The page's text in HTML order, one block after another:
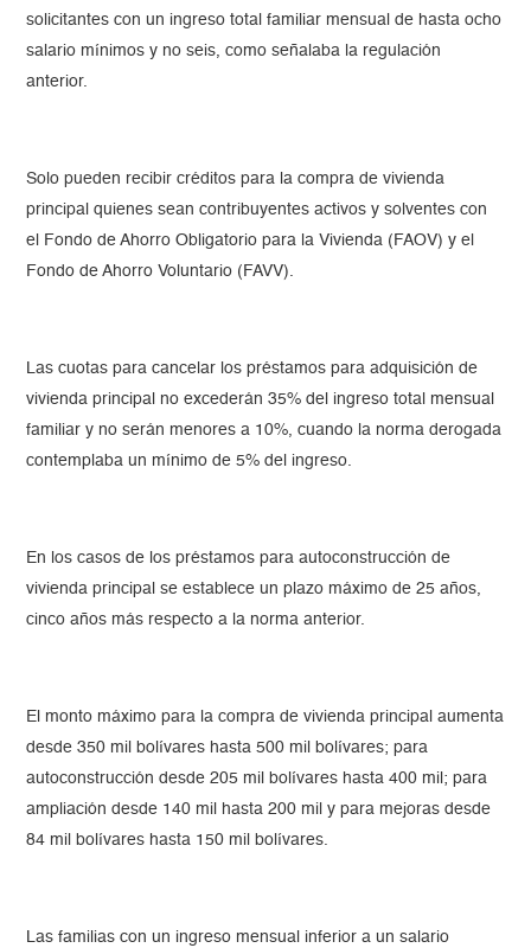
solicitantes con un ingreso total familiar mensual de hasta ocho
salario mínimos y no seis, como señalaba la regulación
anterior.
Solo pueden recibir créditos para la compra de vivienda
principal quienes sean contribuyentes activos y solventes con
el Fondo de Ahorro Obligatorio para la Vivienda (FAOV) y el
Fondo de Ahorro Voluntario (FAVV).
Las cuotas para cancelar los préstamos para adquisición de
vivienda principal no excederán 35% del ingreso total mensual
familiar y no serán menores a 10%, cuando la norma derogada
contemplaba un mínimo de 5% del ingreso.
En los casos de los préstamos para autoconstrucción de
vivienda principal se establece un plazo máximo de 25 años,
cinco años más respecto a la norma anterior.
El monto máximo para la compra de vivienda principal aumenta
desde 350 mil bolívares hasta 500 mil bolívares; para
autoconstrucción desde 205 mil bolívares hasta 400 mil; para
ampliación desde 140 mil hasta 200 mil y para mejoras desde
84 mil bolívares hasta 150 mil bolívares.
Las familias con un ingreso mensual inferior a un salario